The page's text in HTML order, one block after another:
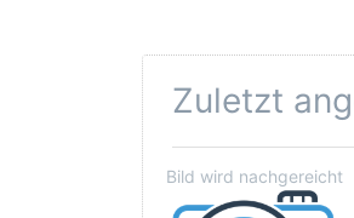
Zuletzt